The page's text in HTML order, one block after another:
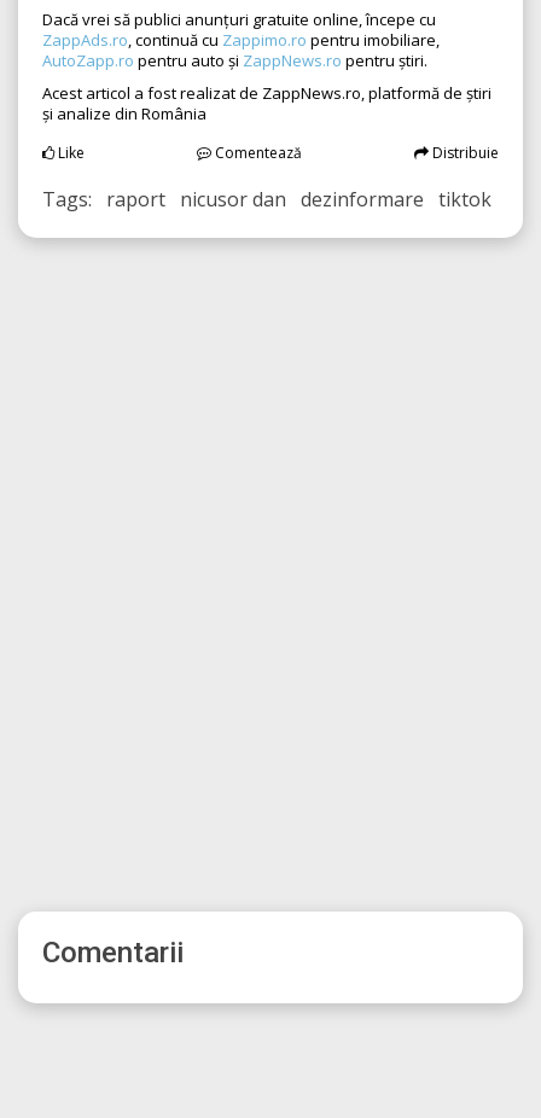
Dacă vrei să publici anunțuri gratuite online, începe cu
ZappAds.ro, continuă cu Zappimo.ro pentru imobiliare,
AutoZapp.ro pentru auto și ZappNews.ro pentru știri.
Acest articol a fost realizat de ZappNews.ro, platformă de știri
și analize din România
Like Comentează Distribuie
Tags: raport nicusor dan dezinformare tiktok
Comentarii